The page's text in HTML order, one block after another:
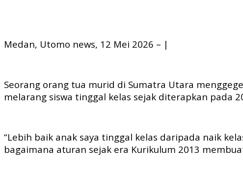
Medan, Utomo news, 12 Mei 2026 – |
Seorang orang tua murid di Sumatra Utara
melarang siswa tinggal kelas sejak diterapkan pada
“Lebih baik anak saya tinggal kelas daripada naik
bagaimana aturan sejak era Kurikulum 2013